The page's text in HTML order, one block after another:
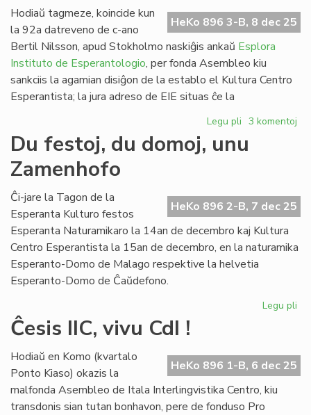
HeKo 896 3-B, 8 dec 25
Hodiaŭ tagmeze, koincide kun
la 92a datreveno de c-ano
Bertil Nilsson, apud Stokholmo naskiĝis ankaŭ Esplora
Instituto de Esperantologio, per fonda Asembleo kiu
sankciis la agamian disiĝon de la establo el Kultura Centro
Esperantista; la jura adreso de EIE situas ĉe la
Legu pli pri
Instituto
fondita
en
Svedio
3 komentoj
Du festoj, du domoj, unu
Zamenhofo
HeKo 896 2-B, 7 dec 25
Ĉi-jare la Tagon de la
Esperanta Kulturo festos
Esperanta Naturamikaro la 14an de decembro kaj Kultura
Centro Esperantista la 15an de decembro, en la naturamika
Esperanto-Domo de Malago respektive la helvetia
Esperanto-Domo de Ĉaŭdefono.
Legu pli
Ĉesis IIC, vivu CdI !
HeKo 896 1-B, 6 dec 25
Hodiaŭ en Komo (kvartalo
Ponto Kiaso) okazis la
malfonda Asembleo de Itala Interlingvistika Centro, kiu
transdonis sian tutan bonhavon, pere de fonduso Pro